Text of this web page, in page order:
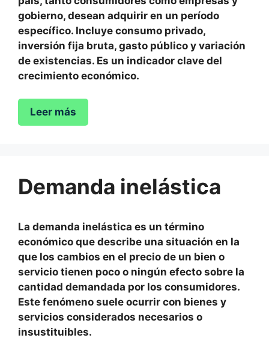
gobierno, desean adquirir en un período
específico. Incluye consumo privado,
inversión fija bruta, gasto público y variación
de existencias. Es un indicador clave del
crecimiento económico.
Leer más
Demanda inelástica
La demanda inelástica es un término
económico que describe una situación en la
que los cambios en el precio de un bien o
servicio tienen poco o ningún efecto sobre la
cantidad demandada por los consumidores.
Este fenómeno suele ocurrir con bienes y
servicios considerados necesarios o
insustituibles.